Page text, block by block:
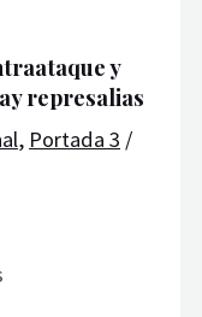
y
represalias
, Portada 3 /